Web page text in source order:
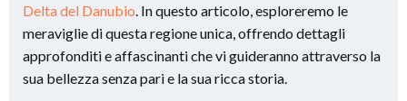
Delta del Danubio. In questo articolo, esploreremo le
meraviglie di questa regione unica, offrendo dettagli
approfonditi e affascinanti che vi guideranno attraverso la
sua bellezza senza pari e la sua ricca storia.